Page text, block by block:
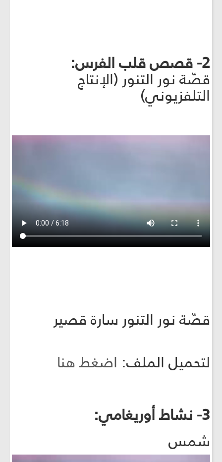
2- قصص قلب الفرس:
قصّة نور التنور (الإنتاج
التلفزيوني)
قصّة نور التنور سارة قصير
لتحميل الملف: اضغط هنا
3- نشاط أوريغامي:
شمس